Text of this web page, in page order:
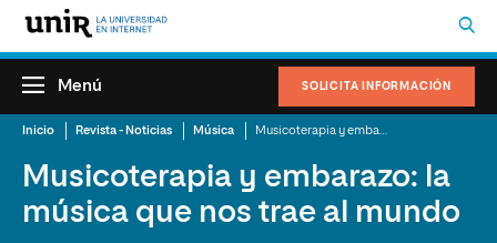
SOLICITA INFORMACIÓN
Menú
Inicio Revista - Noticias Música
Musicoterapia y embarazo: la
música que nos trae al mundo